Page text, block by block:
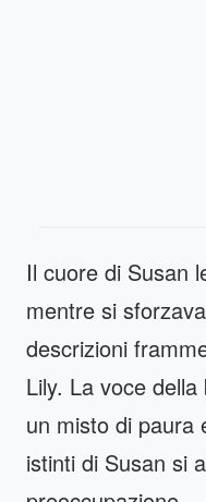
Il cuore di Susan
mentre si
descrizioni
Lily. La voce
un misto di paura
istinti di Susan si